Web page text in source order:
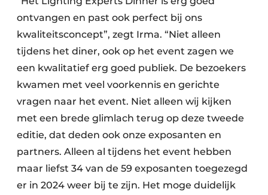
ontvangen en past ook perfect bij ons
kwaliteitsconcept”, zegt Irma. “Niet alleen
tijdens het diner, ook op het event zagen we
een kwalitatief erg goed publiek. De bezoekers
kwamen met veel voorkennis en gerichte
vragen naar het event. Niet alleen wij kijken
met een brede glimlach terug op deze tweede
editie, dat deden ook onze exposanten en
partners. Alleen al tijdens het event hebben
maar liefst 34 van de 59 exposanten toegezegd
er in 2024 weer bij te zijn. Het moge duidelijk